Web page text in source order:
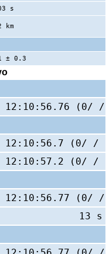
s
km
± 0.3
12:10:56.76 (0/
12:10:56.7 (0/ /
12:10:57.2 (0/ /
12:10:56.77 (0/
13 s